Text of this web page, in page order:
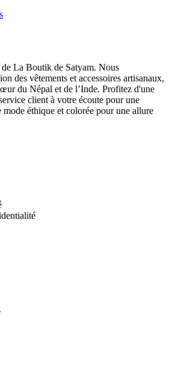
La Boutik de Satyam. Nous
des vêtements et accessoires artisanaux,
du Népal et de l’Inde. Profitez d'une
client à votre écoute pour une
mode éthique et colorée pour une allure